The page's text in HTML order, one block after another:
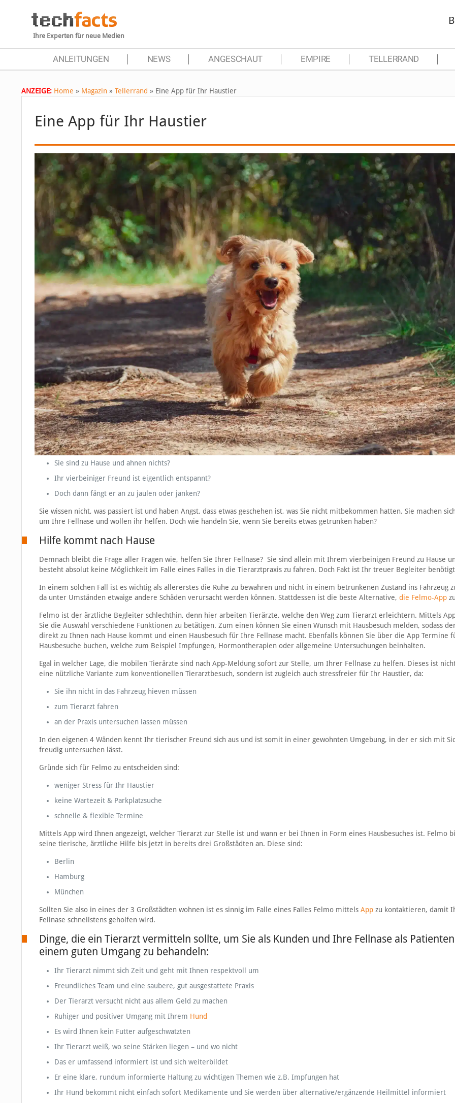
Ihre Experten für neue Medien
ANLEITUNGEN NEWS ANGESCHAUT EMPIRE TELLERRAND
ANZEIGE: Home » Magazin » Tellerrand » Eine App für Ihr Haustier
Eine App für Ihr Haustier
Sie sind zu Hause und ahnen nichts?
Ihr vierbeiniger Freund ist eigentlich entspannt?
Doch dann fängt er an zu jaulen oder janken?
Sie wissen nicht, was passiert ist und haben Angst, dass etwas geschehen ist, was Sie nicht mitbekommen hatten. Sie machen
um Ihre Fellnase und wollen ihr helfen. Doch wie handeln Sie, wenn Sie bereits etwas getrunken haben?
Hilfe kommt nach Hause
Demnach bleibt die Frage aller Fragen wie, helfen Sie Ihrer Fellnase? Sie sind allein mit Ihrem vierbeinigen Freund zu Hause
besteht absolut keine Möglichkeit im Falle eines Falles in die Tierarztpraxis zu fahren. Doch Fakt ist Ihr treuer Begleiter
In einem solchen Fall ist es wichtig als allererstes die Ruhe zu bewahren und nicht in einem betrunkenen Zustand ins Fahrzeug
da unter Umständen etwaige andere Schäden verursacht werden können. Stattdessen ist die beste Alternative, die Felmo-App
Felmo ist der ärztliche Begleiter schlechthin, denn hier arbeiten Tierärzte, welche den Weg zum Tierarzt erleichtern. Mittels
Sie die Auswahl verschiedene Funktionen zu betätigen. Zum einen können Sie einen Wunsch mit Hausbesuch melden, sodass
direkt zu Ihnen nach Hause kommt und einen Hausbesuch für Ihre Fellnase macht. Ebenfalls können Sie über die App Termine
Hausbesuche buchen, welche zum Beispiel Impfungen, Hormontherapien oder allgemeine Untersuchungen beinhalten.
Egal in welcher Lage, die mobilen Tierärzte sind nach App-Meldung sofort zur Stelle, um Ihrer Fellnase zu helfen. Dieses ist
eine nützliche Variante zum konventionellen Tierarztbesuch, sondern ist zugleich auch stressfreier für Ihr Haustier, da:
Sie ihn nicht in das Fahrzeug hieven müssen
zum Tierarzt fahren
an der Praxis untersuchen lassen müssen
In den eigenen 4 Wänden kennt Ihr tierischer Freund sich aus und ist somit in einer gewohnten Umgebung, in der er sich mit
freudig untersuchen lässt.
Gründe sich für Felmo zu entscheiden sind:
weniger Stress für Ihr Haustier
keine Wartezeit & Parkplatzsuche
schnelle & flexible Termine
Mittels App wird Ihnen angezeigt, welcher Tierarzt zur Stelle ist und wann er bei Ihnen in Form eines Hausbesuches ist. Felmo
seine tierische, ärztliche Hilfe bis jetzt in bereits drei Großstädten an. Diese sind:
Berlin
Hamburg
München
Sollten Sie also in eines der 3 Großstädten wohnen ist es sinnig im Falle eines Falles Felmo mittels Appzu kontaktieren, damit
Fellnase schnellstens geholfen wird.
Dinge, die ein Tierarzt vermitteln sollte, um Sie als Kunden und Ihre Fellnase als
einem guten Umgang zu behandeln:
Ihr Tierarzt nimmt sich Zeit und geht mit Ihnen respektvoll um
Freundliches Team und eine saubere, gut ausgestattete Praxis
Der Tierarzt versucht nicht aus allem Geld zu machen
Ruhiger und positiver Umgang mit Ihrem Hund
Es wird Ihnen kein Futter aufgeschwatzten
Ihr Tierarzt weiß, wo seine Stärken liegen – und wo nicht
Das er umfassend informiert ist und sich weiterbildet
Er eine klare, rundum informierte Haltung zu wichtigen Themen wie z.B. Impfungen hat
Ihr Hund bekommt nicht einfach sofort Medikamente und Sie werden über alternative/ergänzende Heilmittel informiert